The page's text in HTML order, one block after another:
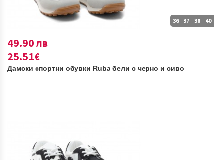
36 37 38 40
49.90 лв
25.51€
Дамски спортни обувки Ruba бели с черно и сиво